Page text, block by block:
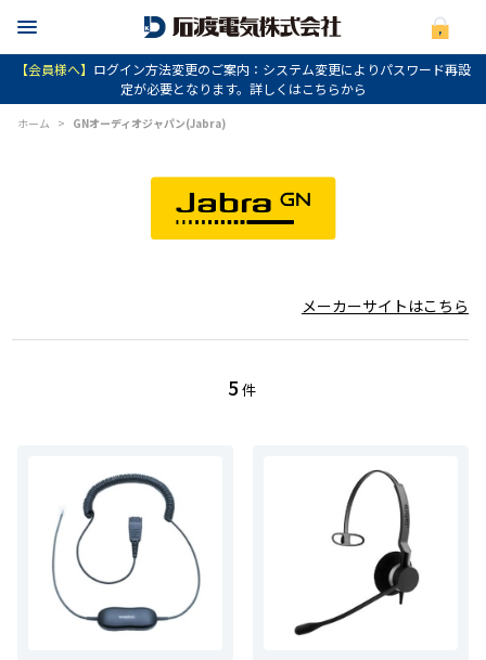
【会員様へ】 ログイン方法変更のご案内：システム変更によりパスワード再設
定が必要となります。詳しくはこちらから
ホーム > GNオーディオジャパン(Jabra)
メーカーサイトはこちら
5件